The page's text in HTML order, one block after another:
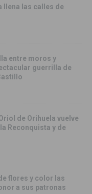
llena las calles de
entre moros y
guerrilla de
de Orihuela vuelve
Reconquista y de
flores y color las
a sus patronas